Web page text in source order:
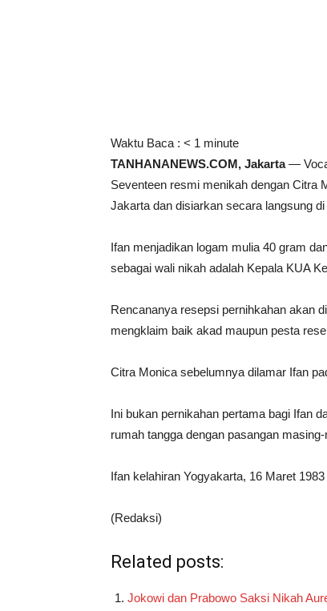
Waktu Baca : < 1 minute
TANHANANEWS.COM, Jakarta—
Seventeen resmi menikah dengan Citra
Jakarta dan disiarkan secara langsung
Ifan menjadikan logam mulia 40 gram
sebagai wali nikah adalah Kepala KUA
Rencananya resepsi pernihkahan akan
mengklaim baik akad maupun pesta
Citra Monica sebelumnya dilamar Ifan
Ini bukan pernikahan pertama bagi Ifan
rumah tangga dengan pasangan
Ifan kelahiran Yogyakarta, 16 Maret
(Redaksi)
Related posts:
Jokowi dan Prabowo Saksi Nikah